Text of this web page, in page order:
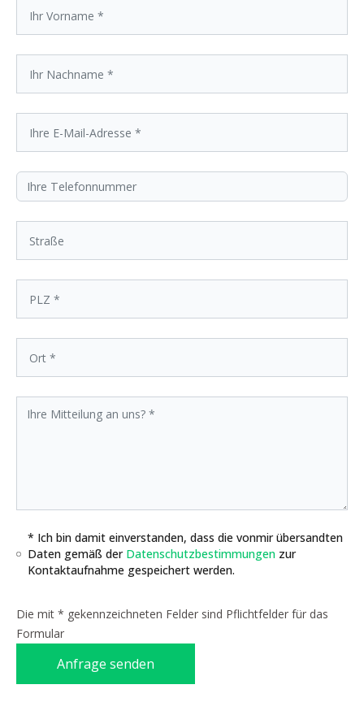
* Ich bin damit einverstanden, dass die vonmir übersandten
Daten gemäß der Datenschutzbestimmungen zur
Kontaktaufnahme gespeichert werden.
Die mit * gekennzeichneten Felder sind Pflichtfelder für das
Formular
Anfrage senden